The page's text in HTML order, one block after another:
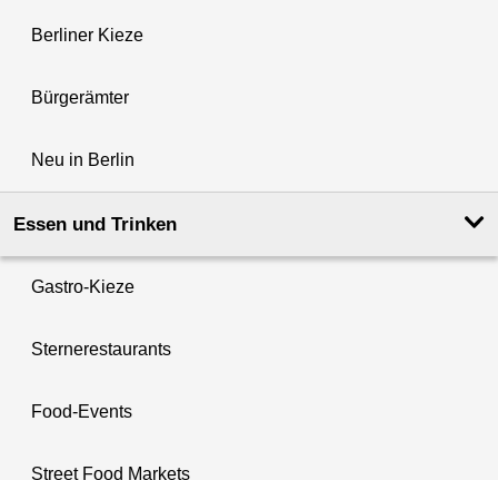
Berliner Kieze
Bürgerämter
Neu in Berlin
Essen und Trinken
Gastro-Kieze
Sternerestaurants
Food-Events
Street Food Markets